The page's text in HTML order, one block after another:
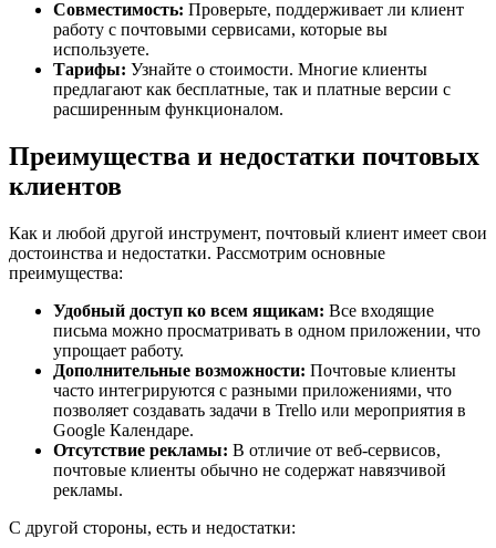
Совместимость: Проверьте, поддерживает ли клиент
работу с почтовыми сервисами, которые вы
используете.
Тарифы: Узнайте о стоимости. Многие клиенты
предлагают как бесплатные, так и платные версии с
расширенным функционалом.
Преимущества и недостатки почтовых
клиентов
Как и любой другой инструмент, почтовый клиент имеет свои
достоинства и недостатки. Рассмотрим основные
преимущества:
Удобный доступ ко всем ящикам: Все входящие
письма можно просматривать в одном приложении, что
упрощает работу.
Дополнительные возможности: Почтовые клиенты
часто интегрируются с разными приложениями, что
позволяет создавать задачи в Trello или мероприятия в
Google Календаре.
Отсутствие рекламы: В отличие от веб-сервисов,
почтовые клиенты обычно не содержат навязчивой
рекламы.
С другой стороны, есть и недостатки: